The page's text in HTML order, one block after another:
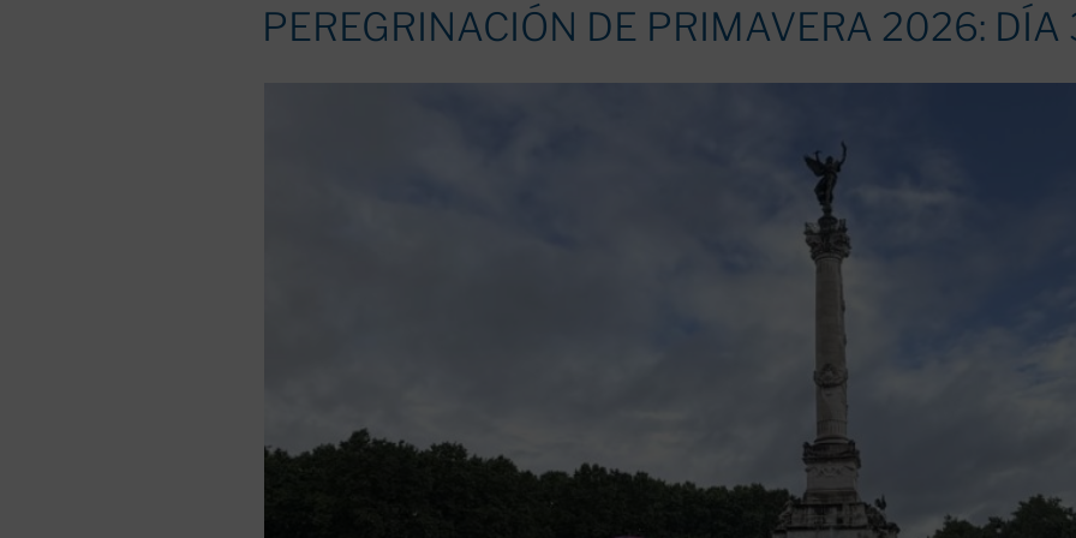
PEREGRINACIÓN DE PRIMAVERA 2026: DÍA